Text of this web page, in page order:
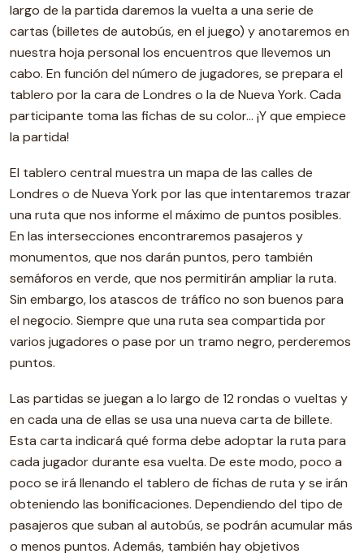
largo de la partida daremos la vuelta a una serie de
cartas (billetes de autobús, en el juego) y anotaremos en
nuestra hoja personal los encuentros que llevemos un
cabo. En función del número de jugadores, se prepara el
tablero por la cara de Londres o la de Nueva York. Cada
participante toma las fichas de su color… ¡Y que empiece
la partida!
El tablero central muestra un mapa de las calles de
Londres o de Nueva York por las que intentaremos trazar
una ruta que nos informe el máximo de puntos posibles.
En las intersecciones encontraremos pasajeros y
monumentos, que nos darán puntos, pero también
semáforos en verde, que nos permitirán ampliar la ruta.
Sin embargo, los atascos de tráfico no son buenos para
el negocio. Siempre que una ruta sea compartida por
varios jugadores o pase por un tramo negro, perderemos
puntos.
Las partidas se juegan a lo largo de 12 rondas o vueltas y
en cada una de ellas se usa una nueva carta de billete.
Esta carta indicará qué forma debe adoptar la ruta para
cada jugador durante esa vuelta. De este modo, poco a
poco se irá llenando el tablero de fichas de ruta y se irán
obteniendo las bonificaciones. Dependiendo del tipo de
pasajeros que suban al autobús, se podrán acumular más
o menos puntos. Además, también hay objetivos